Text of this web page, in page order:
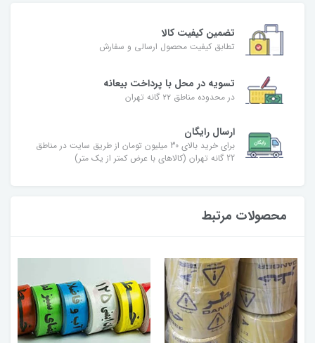
تضمین کیفیت کالا
تطابق کیفیت محصول ارسالی و سفارش
تسویه در محل با پرداخت بیعانه
در محدوده مناطق ۲۲ گانه تهران
ارسال رایگان
برای خرید بالای 30 میلیون تومان از طریق سایت در مناطق
22 گانه تهران (کالاهای با عرض کمتر از یک متر)
محصولات مرتبط